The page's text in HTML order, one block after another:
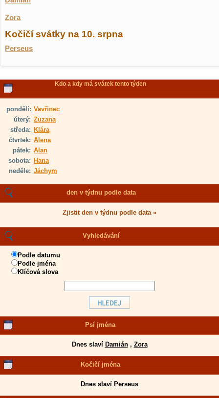
Zora
Kočičí svátky na 10. srpna
Perseus
Kdo a kdy má svátek tento týden
pondělí: Vavřinec
úterý: Zuzana
středa: Klára
čtvrtek: Alena
pátek: Alan
sobota: Hana
neděle: Jáchym
den v týdnu podle data
Zjistit den v týdnu podle data »
Vyhledávání
Podle datumu
Podle jména
Klíčová slova
Psí jména
Dnes slaví Damián, Zora
Kočičí jména
Dnes slaví Perseus